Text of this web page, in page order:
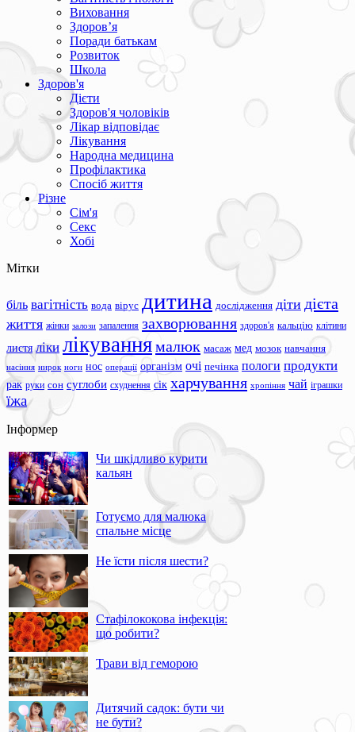
Виховання
Здоров’я
Поради батькам
Розвиток
Школа
Здоров'я
Дієти
Здоров'я чоловіків
Лікар відповідає
Лікування
Народна медицина
Профілактика
Спосіб життя
Різне
Сім'я
Секс
Хобі
Мітки
біль вагітність вода вірус дитина дослідження діти дієта
життя жінки залози запалення захворювання здоров'я кальцію клітини
листя ліки лікуваннямалюк масаж мед мозок навчання
насіння нирок ноги нос операції організм очі печінка пологи продукти
рак руки сон суглоби схуднення сік харчування хропіння чай іграшки
їжа
Інформер
Чи шкідливо курити
кальян
Готуємо для малюка
спальне місце
Не їсти після шести?
Стафілококова інфекція:
що робити?
Трави від геморою
Дитячий садок: бути чи
не бути?